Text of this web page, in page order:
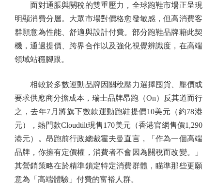
面對通脹與關稅的雙重壓力，全球跑鞋市場正呈現
明顯消費分層。大眾市場對價格愈發敏感，但高消費客
群願意為性能、舒適與設計付費。部分跑鞋品牌藉此契
機，通過提價、跨界合作以及強化視覺辨識度，在高端
領域站穩腳跟。
相較於多數運動品牌因關稅壓力選擇囤貨、壓價或
要求供應商分擔成本，瑞士品牌昂跑（On）反其道而行
之，去年7月將旗下數款運動跑鞋提價10美元（約78港
元），熱門款Cloudtilt現售170美元（香港官網售價1,290
港元）。昂跑前行政總裁霍夫曼直言，「作為一個高端
品牌，你擁有定價權，消費者不會因為關稅而改變。」
其營銷策略在於精準鎖定特定消費群體，瞄準那些更願
意為「高端體驗」付費的富裕人群。